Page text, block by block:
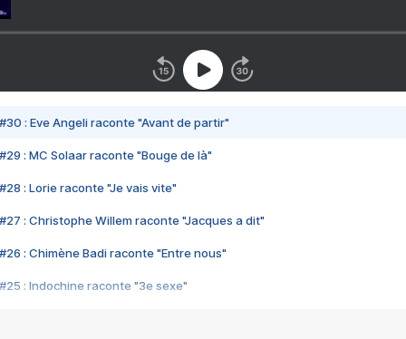
#30 : Eve Angeli raconte "Avant de partir"
#29 : MC Solaar raconte "Bouge de là"
#28 : Lorie raconte "Je vais vite"
#27 : Christophe Willem raconte "Jacques a dit"
#26 : Chimène Badi raconte "Entre nous"
#25 : Indochine raconte "3e sexe"